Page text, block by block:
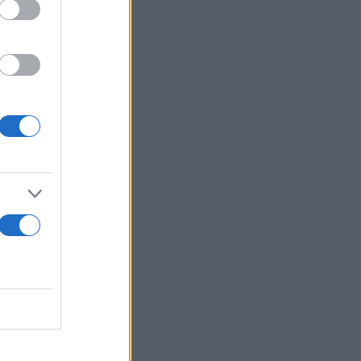
ενώ ο
και
που